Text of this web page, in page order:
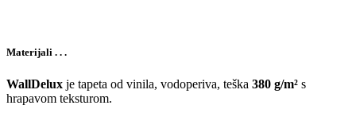
Materijali . . .
WallDelux je tapeta od vinila, vodoperiva, teška 380 g/m² s
hrapavom teksturom.